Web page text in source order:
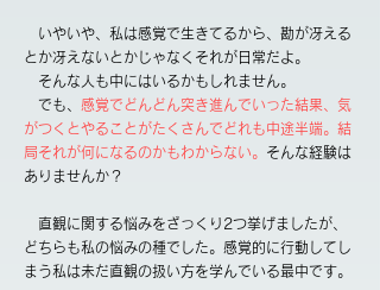
いやいや、私は感覚で生きてるから、勘が冴える
とか冴えないとかじゃなくそれが日常だよ。
そんな人も中にはいるかもしれません。
でも、 感覚でどんどん突き進んでいった結果、気
がつくとやることがたくさんでどれも中途半端。結
局それが何になるのかもわからない。 そんな経験は
ありませんか？
直観に関する悩みをざっくり2つ挙げましたが、
どちらも私の悩みの種でした。感覚的に行動してし
まう私は未だ直観の扱い方を学んでいる最中です。